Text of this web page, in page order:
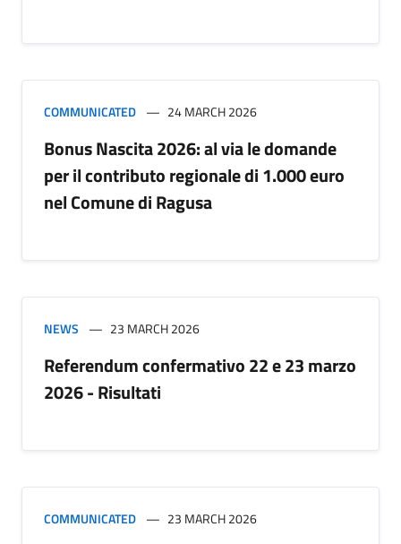
COMMUNICATED 24 MARCH 2026
Bonus Nascita 2026: al via le domande
per il contributo regionale di 1.000 euro
nel Comune di Ragusa
NEWS 23 MARCH 2026
Referendum confermativo 22 e 23 marzo
2026 - Risultati
COMMUNICATED 23 MARCH 2026